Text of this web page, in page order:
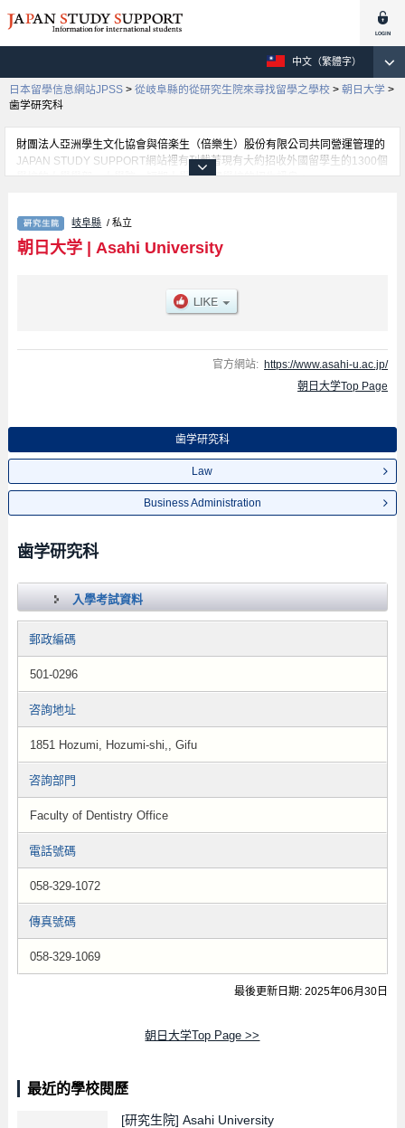
中文（繁體字）
日本留學信息網站JPSS > 從岐阜縣的從研究生院來尋找留學之學校 > 朝日大学 >
歯学研究科
財團法人亞洲學生文化協會與倍楽生（倍樂生）股份有限公司共同營運管理的
JAPAN STUDY SUPPORT網站裡有刊載著現有大約招收外國留學生的1300個
學校的大學學部、大學院、短期大學、專門學校的招生訊息。
訊、設施介紹、聯絡方式等對外國留學生是必要之訊息都刊載於此，請務必查
閱及利用此網站。
岐阜縣 / 私立
朝日大学| Asahi University
官方網站: https://www.asahi-u.ac.jp/
朝日大学Top Page
歯学研究科
Law
Business Administration
歯学研究科
入學考試資料
郵政編碼
501-0296
咨詢地址
1851 Hozumi, Hozumi-shi,, Gifu
咨詢部門
Faculty of Dentistry Office
電話號碼
058-329-1072
傳真號碼
058-329-1069
最後更新日期: 2025年06月30日
朝日大学Top Page >>
最近的學校閱歷
[研究生院] Asahi University